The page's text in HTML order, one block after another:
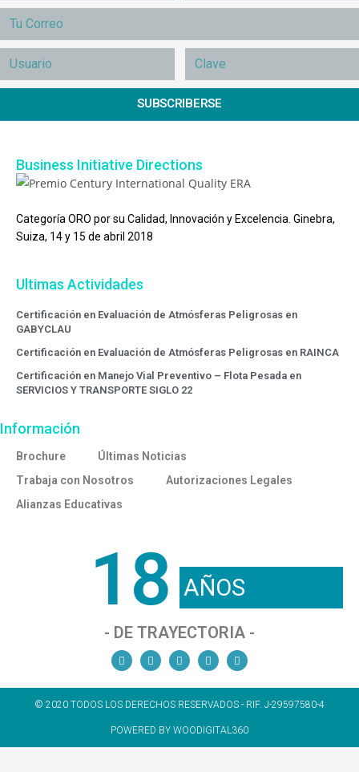
SUBSCRIBERSE
Business Initiative Directions
Categoría ORO por su Calidad, Innovación y Excelencia. Ginebra,
Suiza, 14 y 15 de abril 2018
Ultimas Actividades
Certificación en Evaluación de Atmósferas Peligrosas en
GABYCLAU
Certificación en Evaluación de Atmósferas Peligrosas en RAINCA
Certificación en Manejo Vial Preventivo – Flota Pesada en
SERVICIOS Y TRANSPORTE SIGLO 22
Información
Brochure
Últimas Noticias
Trabaja con Nosotros
Autorizaciones Legales
Alianzas Educativas
18 AÑOS
- DE TRAYECTORIA -
© 2020 TODOS LOS DERECHOS RESERVADOS - RIF. J-29597580-4
POWERED BY WOODIGITAL360